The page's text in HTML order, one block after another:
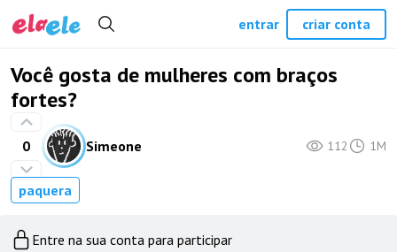
Você gosta de mulheres com braços
fortes?
0 Simeone 112 1M
paquera
Entre na sua conta para participar
entrar criar conta